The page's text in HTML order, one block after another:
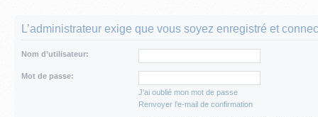
L’administrateur exige que vous soyez enregistré et
Nom d’utilisateur:
Mot de passe:
J’ai oublié mon mot de passe
Renvoyer l’e-mail de confirmation